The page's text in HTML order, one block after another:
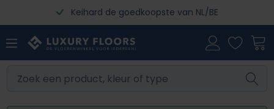
Ga naar de hoofdinhoudKeihard de goedkoopste van NL/BE